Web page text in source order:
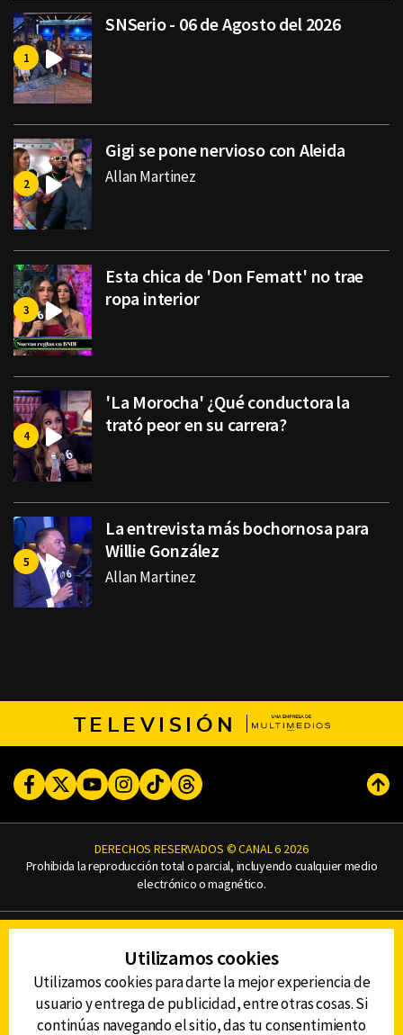
SNSerio - 06 de Agosto del 2026
Gigi se pone nervioso con Aleida
Allan Martinez
Esta chica de 'Don Fematt' no trae
ropa interior
'La Morocha' ¿Qué conductora la
trató peor en su carrera?
La entrevista más bochornosa para
Willie González
Allan Martinez
TELEVISIÓN
FacebookTwitterYoutubeInstagram
TikTokThreads
DERECHOS RESERVADOS © CANAL 6 2026
Prohibida la reproducción total o parcial, incluyendo cualquier medio
electrónico o magnético.
AVISO DE PRIVACIDAD
AVISO LEGAL
DEFENSORÍA DE LAS AUDIENCIAS
Utilizamos cookies
Utilizamos cookies para darte la mejor experiencia de
usuario y entrega de publicidad, entre otras cosas. Si
continúas navegando el sitio, das tu consentimiento